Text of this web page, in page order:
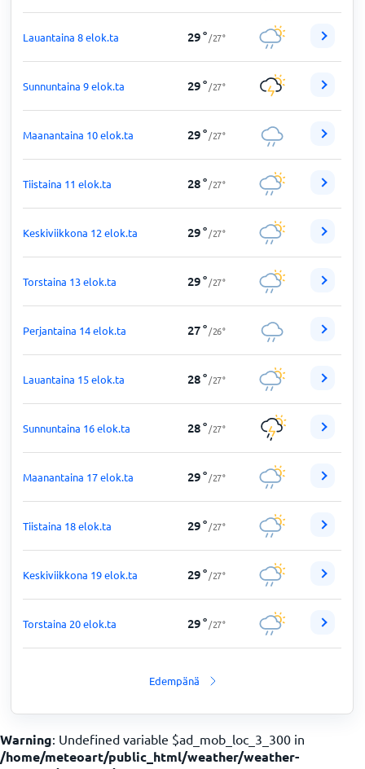
Lauantaina 8 elok.ta 29° /27°
Sunnuntaina 9 elok.ta 29° /27°
Maanantaina 10 elok.ta 29° /27°
Tiistaina 11 elok.ta 28° /27°
Keskiviikkona 12 elok.ta 29° /27°
Torstaina 13 elok.ta 29° /27°
Perjantaina 14 elok.ta 27° /26°
Lauantaina 15 elok.ta 28° /27°
Sunnuntaina 16 elok.ta 28° /27°
Maanantaina 17 elok.ta 29° /27°
Tiistaina 18 elok.ta 29° /27°
Keskiviikkona 19 elok.ta 29° /27°
Torstaina 20 elok.ta 29° /27°
Edempänä
Warning: Undefined variable $ad_mob_loc_3_300 in
/home/meteoart/public_html/weather/weather-